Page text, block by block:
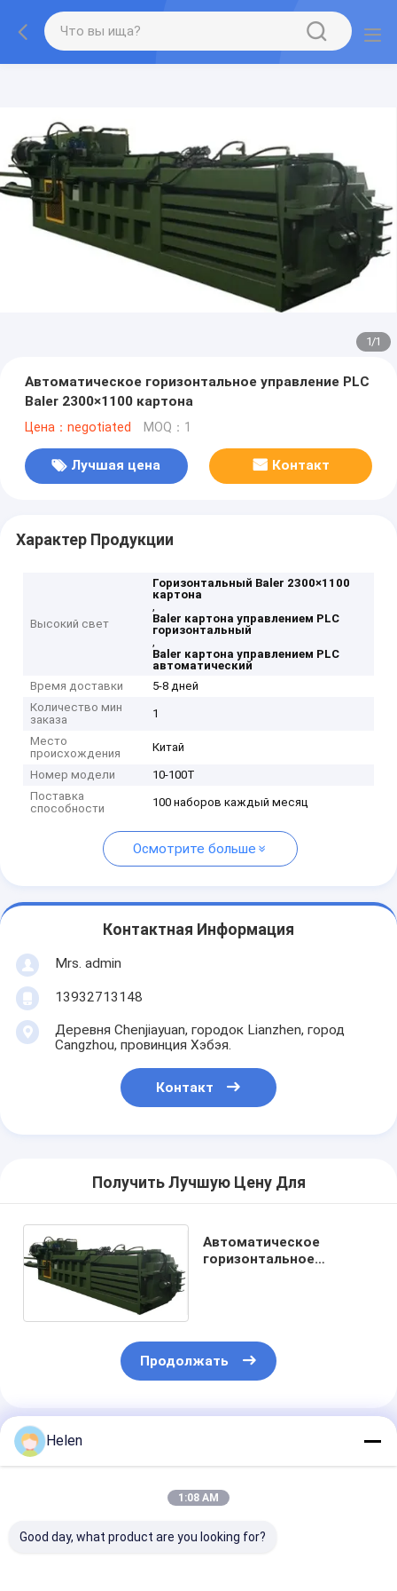
1/1
Автоматическое горизонтальное управление PLC
Baler 2300×1100 картона
Цена：negotiated MOQ：1
Лучшая цена Контакт
Характер Продукции
Высокий свет
Горизонтальный Baler 2300×1100
картона
,
Baler картона управлением PLC
горизонтальный
,
Baler картона управлением PLC
автоматический
Время доставки
5-8 дней
Количество мин
заказа
1
Место
происхождения
Китай
Номер модели
10-100T
Поставка
способности
100 наборов каждый месяц
Осмотрите больше
Контактная Информация
Mrs. admin
13932713148
Деревня Chenjiayuan, городок Lianzhen, город
Cangzhou, провинция Хэбэя.
Контакт
Получить Лучшую Цену Для
Автоматическое
горизонтальное
Продолжать
Порекомендованные Продукты
Helen
1:08 AM
Good day, what product are you looking for?